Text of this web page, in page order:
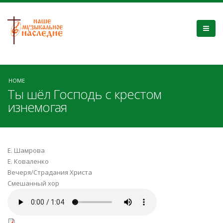
HOME
Ты шёл Господь с крестом
изнемогая
Е. Шамрова
Е. Коваленко
Вечеря/Страдания Христа
Смешанный хор
ty_shel_Gospodj_kovalenko.mp3